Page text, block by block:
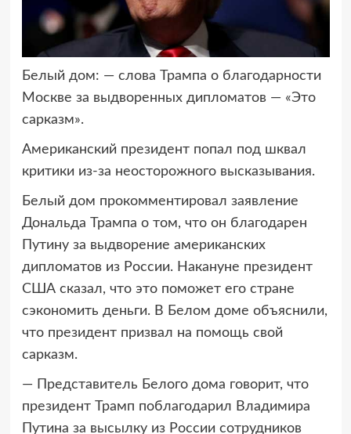
Белый дом: — слова Трампа о благодарности
Москве за выдворенных дипломатов — «Это
сарказм».
Американский президент попал под шквал
критики из-за неосторожного высказывания.
Белый дом прокомментировал заявление
Дональда Трампа о том, что он благодарен
Путину за выдворение американских
дипломатов из России. Накануне президент
США сказал, что это поможет его стране
сэкономить деньги. В Белом доме объяснили,
что президент призвал на помощь свой
сарказм.
— Представитель Белого дома говорит, что
президент Трамп поблагодарил Владимира
Путина за высылку из России сотрудников